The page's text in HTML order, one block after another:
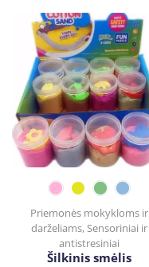
Priemonės mokykloms ir
darželiams,Sensoriniai ir
antistresiniai
Šilkinis smėlis